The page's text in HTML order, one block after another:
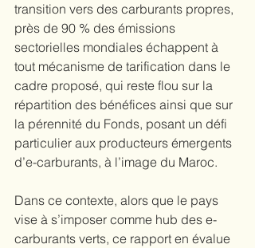
transition vers des carburants propres,
près de 90 % des émissions
sectorielles mondiales échappent à
tout mécanisme de tarification dans le
cadre proposé, qui reste flou sur la
répartition des bénéfices ainsi que sur
la pérennité du Fonds, posant un défi
particulier aux producteurs émergents
d’e-carburants, à l’image du Maroc.
Dans ce contexte, alors que le pays
vise à s’imposer comme hub des e-
carburants verts, ce rapport en évalue